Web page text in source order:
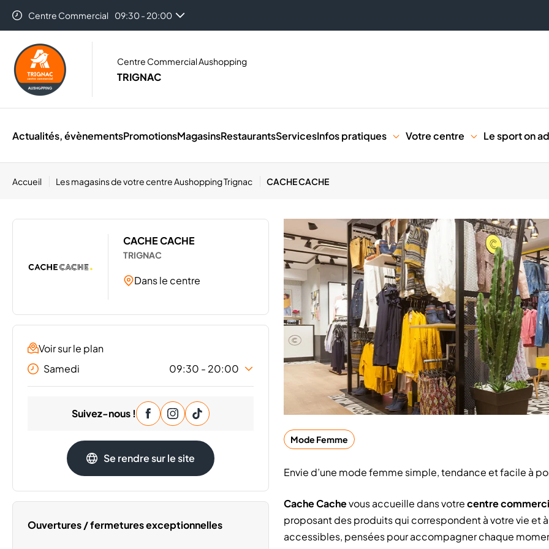
Centre Commercial 09:30 - 20:00
Centre Commercial Aushopping
TRIGNAC
Actualités, évènementsPromotionsMagasinsRestaurantsServicesInfos pratiques Votre centre Le sport on
Accueil Les magasins de votre centre Aushopping Trignac CACHE CACHE
CACHE CACHE
TRIGNAC
Dans le centre
Voir sur le plan
Samedi
09:30 - 20:00
09:30 - 20:00
09:30 - 20:00
09:30 - 20:00
Vendredi
09:30 - 20:00
Suivez-nous !
Se rendre sur le site
Ouvertures / fermetures exceptionnelles
Mode Femme
Envie d’une mode femme simple, tendance et facile à
Cache Cachevous accueille dans votrecentre
proposant des produits qui correspondent à votre vie et
accessibles, pensées pour accompagner chaque